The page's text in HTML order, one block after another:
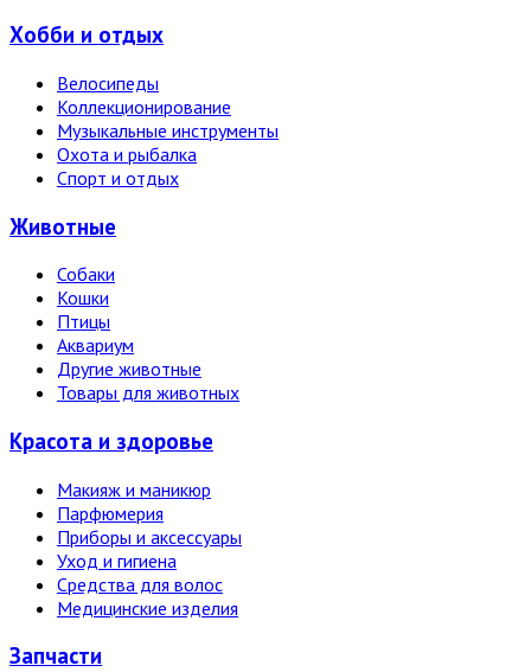
Хобби и отдых
Велосипеды
Коллекционирование
Музыкальные инструменты
Охота и рыбалка
Спорт и отдых
Животные
Собаки
Кошки
Птицы
Аквариум
Другие животные
Товары для животных
Красота и здоровье
Макияж и маникюр
Парфюмерия
Приборы и аксессуары
Уход и гигиена
Средства для волос
Медицинские изделия
Запчасти